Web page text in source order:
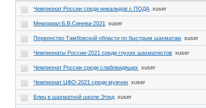
Чемпионат России среди инвалидов с ПОДА xuser
Мемориал Б.В.Синева-2021 xuser
Первенство Тамбовской области по быстрым шахматам xuser
Чемпионаты России-2021 среди глухих шахматистов xuser
Чемпионат России среди слабовидящих xuser
Чемпионат ЦФО-2021 среди мужчин xuser
Блиц в шахматной школе Этюд xuser